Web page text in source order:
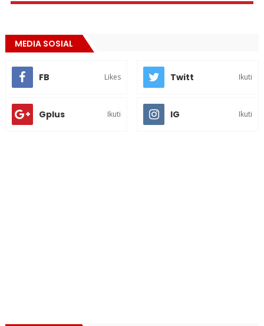
MEDIA SOSIAL
FB Likes Twitt Ikuti
Gplus Ikuti IG Ikuti